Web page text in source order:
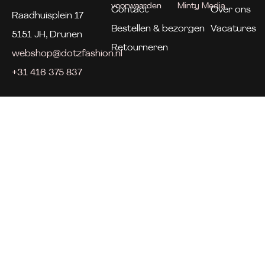
Raadhuisplein 17
5151 JH, Drunen
webshop@dotzfashion.nl
+31 416 375 837
Contact
Bestellen & bezorgen
Retourneren
Over ons
Vacatures
voorwaarden
Minty Media